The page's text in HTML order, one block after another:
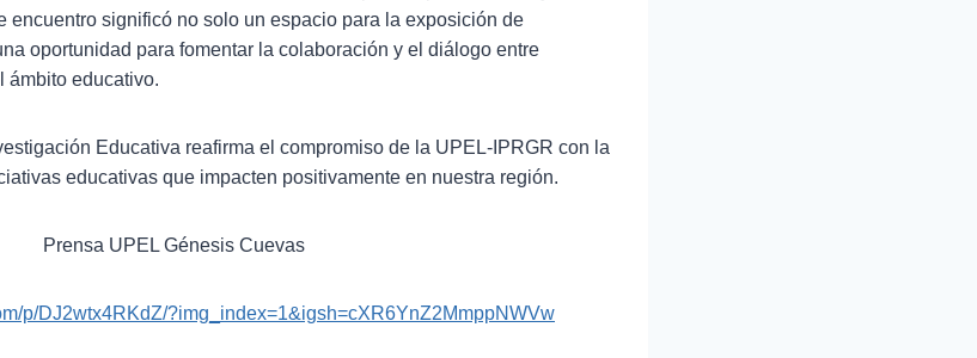
encuentro significó no solo un espacio para la exposición de
oportunidad para fomentar la colaboración y el diálogo entre
ámbito educativo.
Educativa reafirma el compromiso de la UPEL-IPRGR con la
educativas que impacten positivamente en nuestra región.
Prensa UPEL Génesis Cuevas
p/DJ2wtx4RKdZ/?img_index=1&igsh=cXR6YnZ2MmppNWVw